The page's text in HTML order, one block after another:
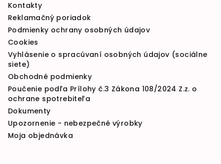
Kontakty
Reklamačný poriadok
Podmienky ochrany osobných údajov
Cookies
Vyhlásenie o spracúvaní osobných údajov (sociálne
siete)
Obchodné podmienky
Poučenie podľa Prílohy č.3 Zákona 108/2024 Z.z. o
ochrane spotrebiteľa
Dokumenty
Upozornenie - nebezpečné výrobky
Moja objednávka